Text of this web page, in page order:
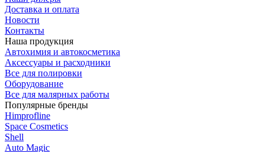
Доставка и оплата
Новости
Контакты
Наша продукция
Автохимия и автокосметика
Аксессуары и расходники
Все для полировки
Оборудование
Все для малярных работы
Популярные бренды
Himprofline
Space Cosmetics
Shell
Auto Magic